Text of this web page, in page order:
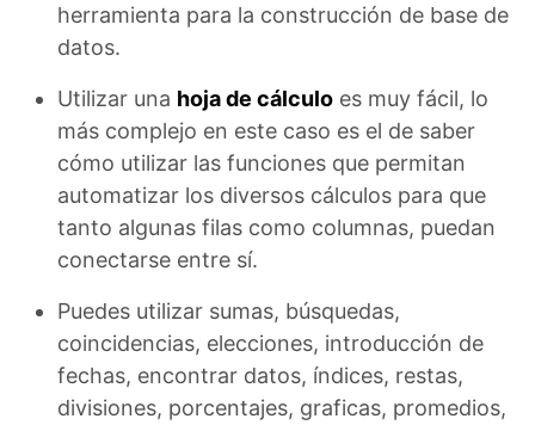
herramienta para la construcción de base de
datos.
Utilizar una hoja de cálculo es muy fácil, lo
más complejo en este caso es el de saber
cómo utilizar las funciones que permitan
automatizar los diversos cálculos para que
tanto algunas filas como columnas, puedan
conectarse entre sí.
Puedes utilizar sumas, búsquedas,
coincidencias, elecciones, introducción de
fechas, encontrar datos, índices, restas,
divisiones, porcentajes, graficas, promedios,